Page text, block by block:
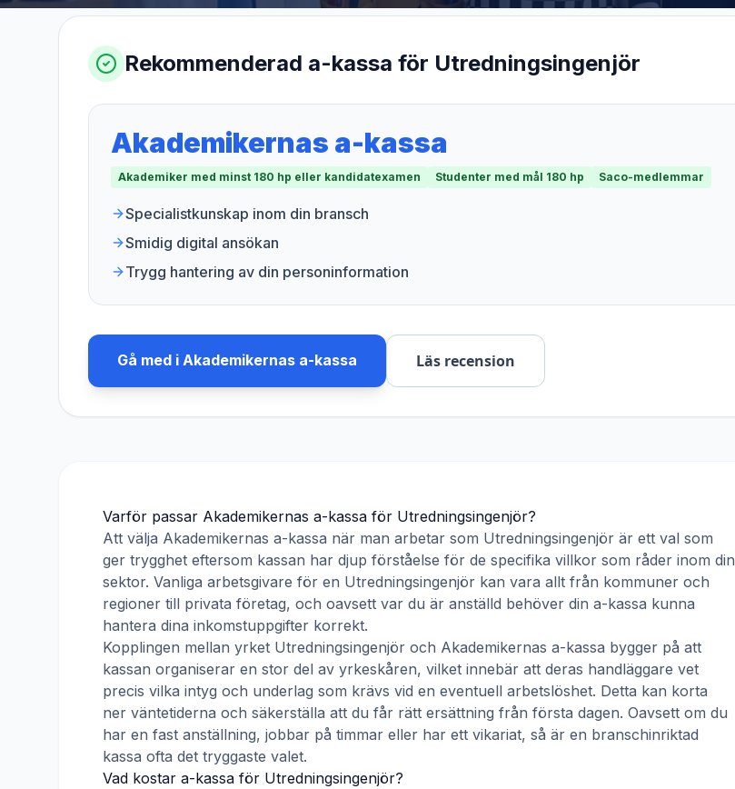
Rekommenderad a-kassa för Utredningsingenjör
Akademikernas a-kassa
Akademiker med minst 180 hp eller kandidatexamen Studenter med mål 180 hp Saco-medlemmar
Specialistkunskap inom din bransch
Smidig digital ansökan
Trygg hantering av din personinformation
Gå med i Akademikernas a-kassa Läs recension
Varför passar Akademikernas a-kassa för Utredningsingenjör?
Att välja Akademikernas a-kassa när man arbetar som Utredningsingenjör är ett val som
ger trygghet eftersom kassan har djup förståelse för de specifika villkor som råder inom din
sektor. Vanliga arbetsgivare för en Utredningsingenjör kan vara allt från kommuner och
regioner till privata företag, och oavsett var du är anställd behöver din a-kassa kunna
hantera dina inkomstuppgifter korrekt.
Kopplingen mellan yrket Utredningsingenjör och Akademikernas a-kassa bygger på att
kassan organiserar en stor del av yrkeskåren, vilket innebär att deras handläggare vet
precis vilka intyg och underlag som krävs vid en eventuell arbetslöshet. Detta kan korta
ner väntetiderna och säkerställa att du får rätt ersättning från första dagen. Oavsett om du
har en fast anställning, jobbar på timmar eller har ett vikariat, så är en branschinriktad
kassa ofta det tryggaste valet.
Vad kostar a-kassa för Utredningsingenjör?